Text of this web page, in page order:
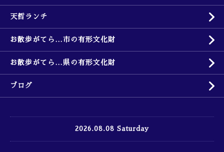
天哲ランチ
お散歩がてら…市の有形文化財
お散歩がてら…県の有形文化財
ブログ
2026.08.08 Saturday